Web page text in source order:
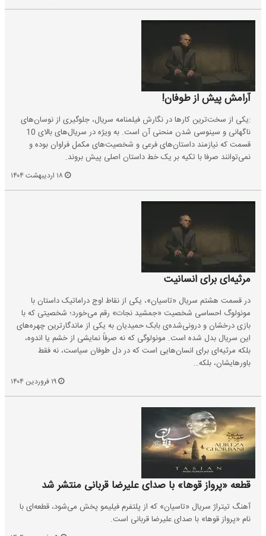
آرامش پیش از طوفان!
:یکی از سخت‌ترین کارها در نگارش فیلمنامه سریال، جلوگیری از نوسان‌های
ناگهانی و سینوسی شدن منحنی آن است. به ویژه در سریال‌های بالای 10
قسمت که نیازمند داستان‌های فرعی و شخصیت‌های مکمل فراوان بوده و
نمی‌توانند صرفا با تکیه بر یک خط داستان اصلی پیش بروند.
مرثیه‌ای برای انسانیت
در قسمت هشتم سریال «تاسیان»، یکی از نقاط اوج دراماتیک داستان با
مونولوگ احساسی شخصیت «جمشید نجات» رقم می‌خورد؛ شخصیتی که با
بازی درخشان و درونی‌شده‌ی بابک حمیدیان به یکی از ماندگارترین چهره‌های
این سریال بدل شده است. مونولوگی که نه صرفاً نمایشی از خشم یا اندوه،
بلکه مرثیه‌ای برای انسان‌هایی است که در دل طوفان سیاست، نه فقط
باورهایشان، بلکه…
قطعه «پرواز قوها» با صدای علیرضا قربانی منتشر شد
آهنگ تیتراژ سریال «تاسیان» که از پلتفرم فیلیمو پخش می‌شود، قطعه‌ای با
نام «پرواز قوها» با صدای علیرضا قربانی است.